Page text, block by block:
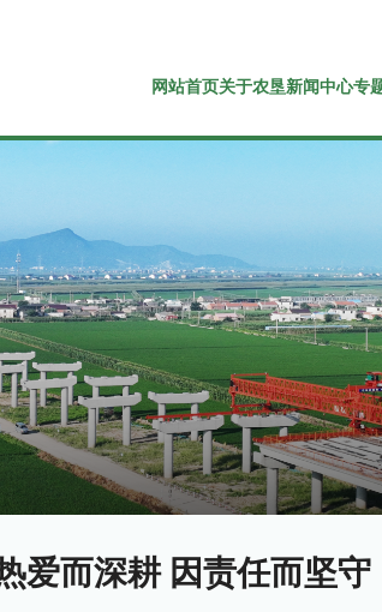
网站首页关于农垦新闻中心专
爱而深耕 因责任而坚守